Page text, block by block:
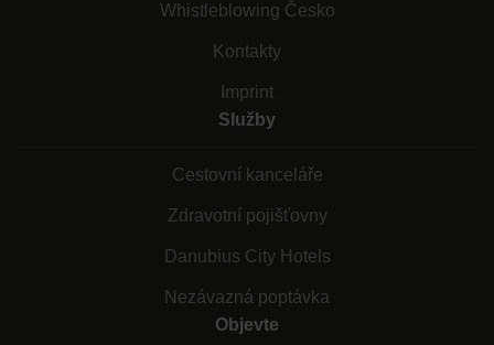
Whistleblowing Česko
Kontakty
Imprint
Služby
Cestovní kanceláře
Zdravotní pojišťovny
Danubius City Hotels
Nezávazná poptávka
Objevte